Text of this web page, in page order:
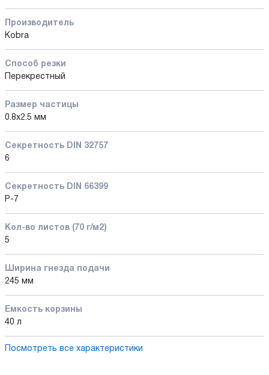
Производитель
Kobra
Способ резки
Перекрестный
Размер частицы
0.8х2.5 мм
Секретность DIN 32757
6
Секретность DIN 66399
P-7
Кол-во листов (70 г/м2)
5
Ширина гнезда подачи
245 мм
Емкость корзины
40 л
Посмотреть все характеристики